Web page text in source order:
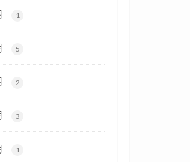
1
5
2
3
1